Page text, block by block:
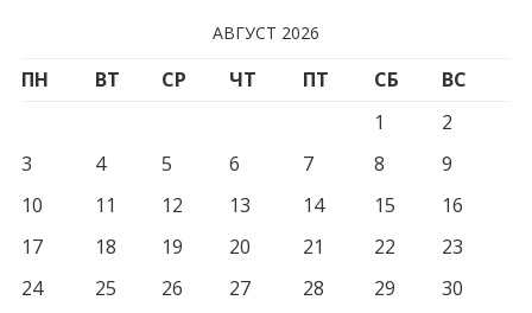
АВГУСТ 2026
ПН ВТ СР ЧТ ПТ СБ
ВС
1
2
3
4 5 6 7 8
9
10
11 12 13 14 15
16
17
18 19 20 21 22
23
24
25 26 27 28 29
30